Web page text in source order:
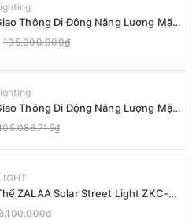
Thông Di Động Năng Lượng Mặt
300A-D
105.000.000₫
Thông Di Động Năng Lượng Mặt
409300C
ZALAA Solar Street Light ZKC-
All In One